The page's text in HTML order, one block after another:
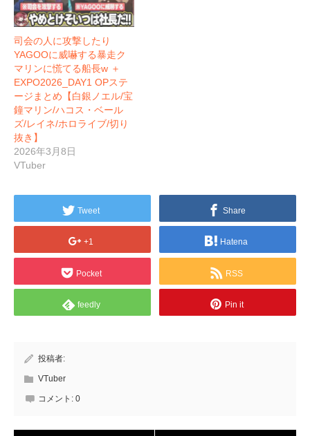
司会の人に攻撃したり
YAGOOに威嚇する暴走ク
マリンに慌てる船長w ＋
EXPO2026_DAY1 OPステ
ージまとめ【白銀ノエル/宝
鐘マリン/ハコス・ベール
ズ/レイネ/ホロライブ/切り
抜き】
2026年3月8日
VTuber
Tweet Share
+1 Hatena
Pocket RSS
feedly Pin it
投稿者:
VTuber
コメント: 0